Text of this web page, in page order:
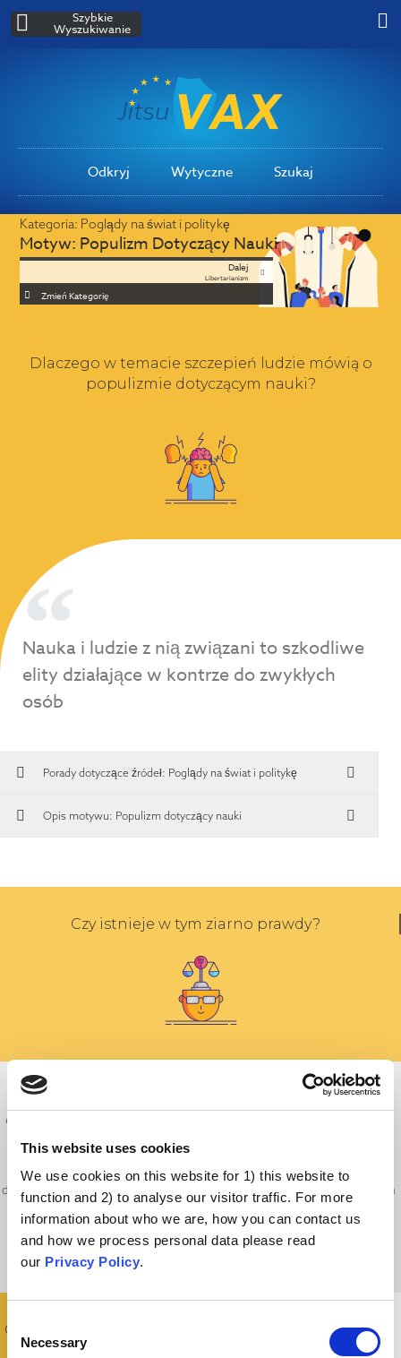
This website uses cookies
We use cookies on this website for 1) this website to
function and 2) to analyse our visitor traffic. For more
information about who we are, how you can contact us
and how we process personal data please read
our Privacy Policy.
Consent
Selection
Necessary
Szybkie
Wyszukiwanie
Odkryj Wytyczne Szukaj
Kategoria: Poglądy na świat i politykę
Motyw: Populizm Dotyczący Nauki
Dalej
Libertarianizm
Zmień Kategorię
Dlaczego w temacie szczepień ludzie mówią o
populizmie dotyczącym nauki?
Nauka i ludzie z nią związani to szkodliwe
elity działające w kontrze do zwykłych
osób
Porady dotyczące źródeł: Poglądy na świat i politykę
Opis motywu: Populizm dotyczący nauki
Czy istnieje w tym ziarno prawdy?
To zrozumiałe, że niektórzy patrzą na naukowców i naukowczynie
nieprzychylnie. Grono badawcze może wydawać się być tajemniczą,
elitarną grupą wytwarzającą tak zwaną naukę, do której potem odnoszą
się politycy i polityczki. Niestety naukowcy nie zawsze komunikują się z
dowodów. Ponieważ dostęp do wyników badań i publikacji akademickich
jest ograniczony, badania naukowe mogą wydawać się czymś
adresowanym jedynie do elit.
Co powiedzieć komuś, kto wyznaje takie poglądy?